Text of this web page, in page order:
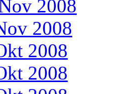
2008
2008
2008
2008